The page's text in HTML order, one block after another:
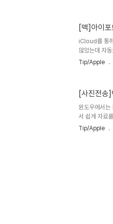
고 설정을 할
화 중 대기가
[맥]아이포
iCloud를 통
않았는데 자
스트림은 아
Aperture의
수 있다. 즉 아
Tip/Apple
[사진전송]
윈도우에서는
서 쉽게 자료
해서 사진이
선택하고 아
Tip/Apple